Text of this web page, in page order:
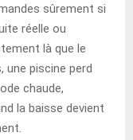
sûrement si
réelle ou
là que le
piscine perd
chaude,
la baisse devient